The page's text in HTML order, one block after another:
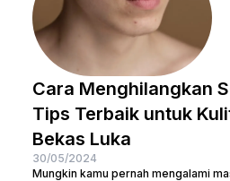
Cara Menghilangkan
Tips Terbaik untuk
Bekas Luka
30/05/2024
Mungkin kamu pernah mengalami